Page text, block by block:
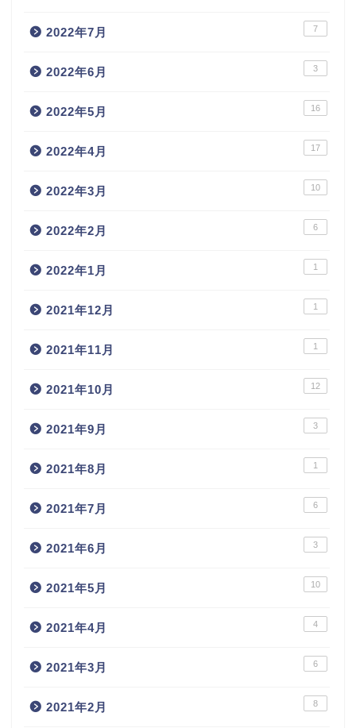
2022年7月 7
2022年6月 3
2022年5月 16
2022年4月 17
2022年3月 10
2022年2月 6
2022年1月 1
2021年12月 1
2021年11月 1
2021年10月 12
2021年9月 3
2021年8月 1
2021年7月 6
2021年6月 3
2021年5月 10
2021年4月 4
2021年3月 6
2021年2月 8